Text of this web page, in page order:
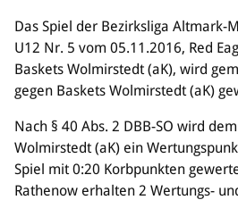
Sportorganisation
Philosophie
Spielbetrieb
BVSA-Events
Hallenübersicht
Digitaler Spielberichtsbogen
Regelwerk
Das Spiel der Bezirksliga Altmark-
U12 Nr. 5 vom 05.11.2016, Red
Baskets Wolmirstedt (aK), wird
gegen Baskets Wolmirstedt (aK)
Nach § 40 Abs. 2 DBB-SO wird
Wolmirstedt (aK) ein
Spiel mit 0:20 Korbpunkten
Rathenow erhalten 2 Wertungs-